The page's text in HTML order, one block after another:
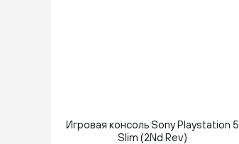
Игровая консоль Sony Playstation 5
Slim (2Nd Rev)